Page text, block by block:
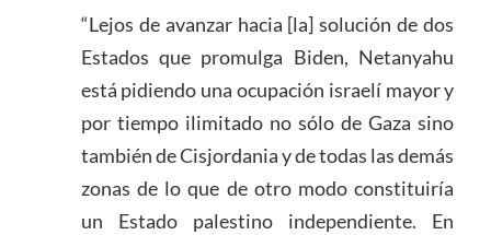
“Lejos de avanzar hacia [la] solución de dos
Estados que promulga Biden, Netanyahu
está pidiendo una ocupación israelí mayor y
por tiempo ilimitado no sólo de Gaza sino
también de Cisjordania y de todas las demás
zonas de lo que de otro modo constituiría
un Estado palestino independiente. En